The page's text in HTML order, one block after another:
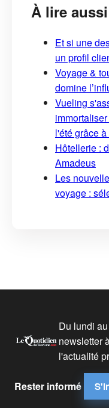
À lire aussi
Et si une
un profil
Voyage &
domine
Vueling
l'été grâce
Hôtellerie :
Amadeus
Les
voyage :
Du lundi
newsletter
l'actualité
Rester informé